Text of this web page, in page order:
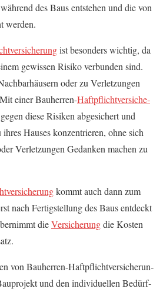
des Baus ent­ste­hen und die von
werden.
ist beson­ders wich­tig, da
gewis­sen Risi­ko ver­bun­den sind.
oder zu Ver­let­zun­gen
einer Bau­her­ren-Haft­pflicht­ver­si­che­
die­se Risi­ken abge­si­chert und
Hau­ses kon­zen­trie­ren, ohne sich
Ver­let­zun­gen Gedan­ken machen zu
kommt auch dann zum
nach Fer­tig­stel­lung des Baus ent­deckt
dieVer­si­che­rungdie Kos­ten
von Bau­her­ren-Haft­pflicht­ver­si­che­run­
und den indi­vi­du­el­len Bedürf­